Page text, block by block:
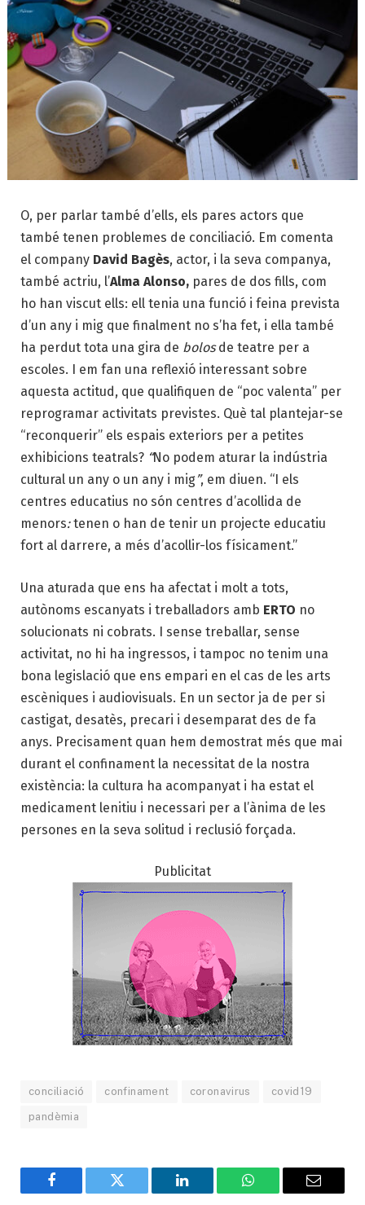
O, per parlar també d’ells, els pares actors que
també tenen problemes de conciliació. Em comenta
el company David Bagès, actor, i la seva companya,
també actriu, l’Alma Alonso, pares de dos fills, com
ho han viscut ells: ell tenia una funció i feina prevista
d’un any i mig que finalment no s’ha fet, i ella també
ha perdut tota una gira de bolosde teatre per a
escoles. I em fan una reflexió interessant sobre
aquesta actitud, que qualifiquen de “poc valenta” per
reprogramar activitats previstes. Què tal plantejar-se
“reconquerir” els espais exteriors per a petites
exhibicions teatrals? “No podem aturar la indústria
cultural un any o un any i mig”, em diuen. “I els
centres educatius no són centres d’acollida de
menors:tenen o han de tenir un projecte educatiu
fort al darrere, a més d’acollir-los físicament.”
Una aturada que ens ha afectat i molt a tots,
autònoms escanyats i treballadors amb ERTO no
solucionats ni cobrats. I sense treballar, sense
activitat, no hi ha ingressos, i tampoc no tenim una
bona legislació que ens empari en el cas de les arts
escèniques i audiovisuals. En un sector ja de per si
castigat, desatès, precari i desemparat des de fa
anys. Precisament quan hem demostrat més que mai
durant el confinament la necessitat de la nostra
existència: la cultura ha acompanyat i ha estat el
medicament lenitiu i necessari per a l’ànima de les
persones en la seva solitud i reclusió forçada.
Publicitat
conciliació confinament coronavirus covid19
pandèmia
Facebook Twitter LinkedIn WhatsAppEmail